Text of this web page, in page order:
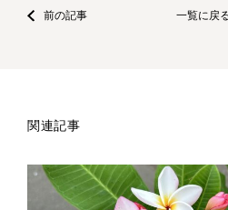
前の記事 一覧に戻
関連記事